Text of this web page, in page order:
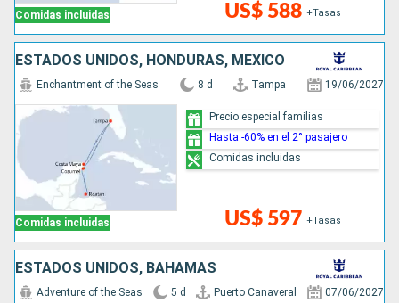
Comidas incluidas US$ 588 +Tasas
ESTADOS UNIDOS, HONDURAS, MÉXICO
Comidas incluidas
Enchantment of the Seas 8 d Tampa 19/06/2027
US$ 597 +Tasas
Precio especial familias
Hasta -60% en el 2° pasajero
Comidas incluidas
ESTADOS UNIDOS, BAHAMAS
Adventure of the Seas 5 d Puerto Canaveral 07/06/2027